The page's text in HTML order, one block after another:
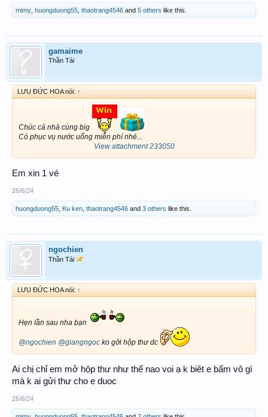
mimy huongduong55 thaotrang4546 and 5 others like this.
gamaime
Thần Tài
LƯU ĐỨC HOA nói: ↑
Chúc cả nhà cùng big
Có phục vụ nước uống miễn phí nhé...
View attachment 233050
Em xin 1 vé
26/6/24
huongduong55 Ku ken thaotrang4546 and 3 others like this.
ngochien
Thần Tài
LƯU ĐỨC HOA nói: ↑
Hẹn lần sau nha bạn
@ngochien @giangngoc ko gởi hộp thư dc
Ai chị chỉ em mở hộp thư như thế nao voi ạ k biêt e bấm vô gì
mà k ai gửi thư cho e duoc
26/6/24